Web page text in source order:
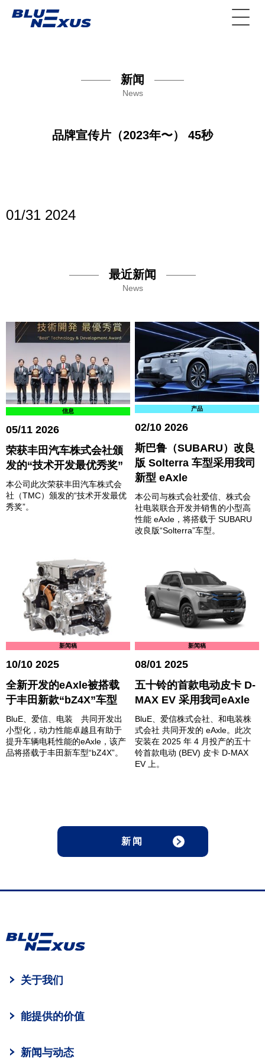
新闻
News
品牌宣传片（2023年〜） 45秒
01/31 2024
最近新闻
News
05/11 2026
信息
荣获丰田汽车株式会社颁
发的“技术开发最优秀奖”
本公司此次荣获丰田汽车株式会
社（TMC）颁发的“技术开发最优
秀奖”。
02/10 2026
产品
斯巴鲁（SUBARU）改良
版 Solterra 车型采用我司
新型 eAxle
本公司与株式会社爱信、株式会
社电装联合开发并销售的小型高
性能 eAxle，将搭载于 SUBARU
改良版“Solterra”车型。
10/10 2025
新闻稿
全新开发的eAxle被搭载
于丰田新款“bZ4X”车型
BluE、爱信、电装 共同开发出
小型化，动力性能卓越且有助于
提升车辆电耗性能的eAxle，该产
品将搭载于丰田新车型“bZ4X”。
08/01 2025
新闻稿
五十铃的首款电动皮卡 D-
MAX EV 采用我司eAxle
BluE、爱信株式会社、和电装株
式会社 共同开发的 eAxle。此次
安装在 2025 年 4 月投产的五十
铃首款电动 (BEV) 皮卡 D-MAX
EV 上。
新闻
关于我们
能提供的价值
新闻与动态